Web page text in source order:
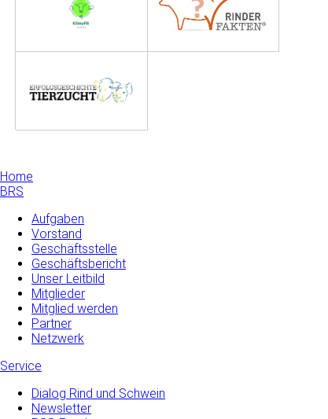
Home
BRS
Aufgaben
Vorstand
Geschäftsstelle
Geschäftsbericht
Unser Leitbild
Mitglieder
Mitglied werden
Partner
Netzwerk
Service
Dialog Rind und Schwein
Newsletter